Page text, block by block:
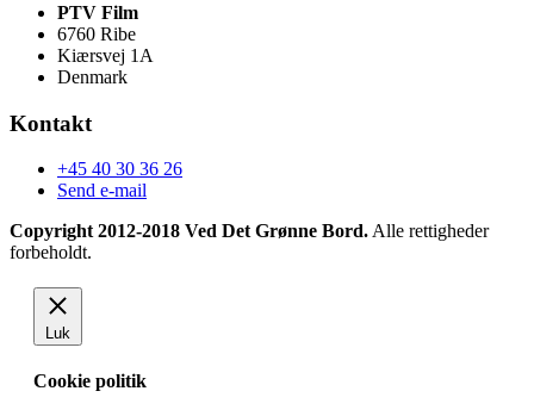
PTV Film
6760 Ribe
Kiærsvej 1A
Denmark
Kontakt
+45 40 30 36 26
Send e-mail
Copyright 2012-2018 Ved Det Grønne Bord. Alle rettigheder
forbeholdt.
Luk
Cookie politik